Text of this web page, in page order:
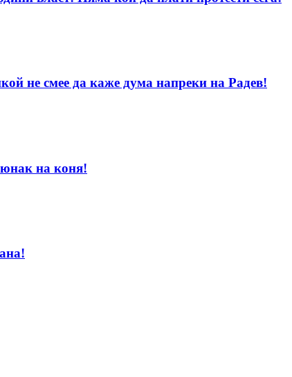
не смее да каже дума напреки на Радев!
юнак на коня!